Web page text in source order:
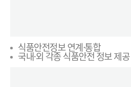
식품안전정보 연계·통합
국내·외 각종 식품안전 정보 제공